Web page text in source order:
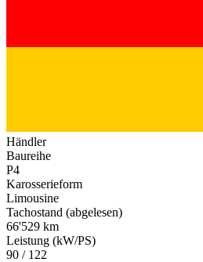
Händler
Baureihe
P4
Karosserieform
Limousine
Tachostand (abgelesen)
66'529 km
Leistung (kW/PS)
90 / 122